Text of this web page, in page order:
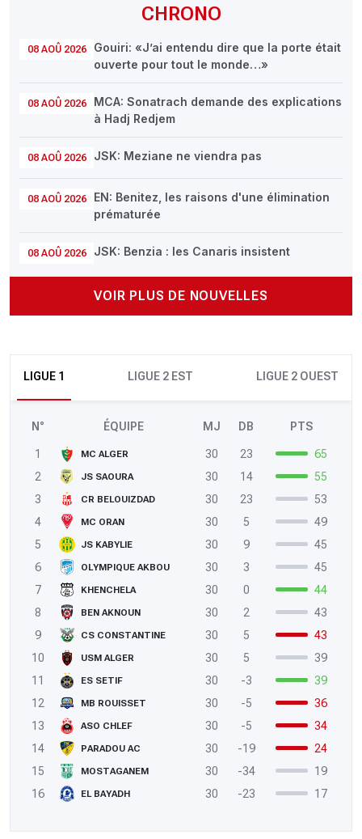
CHRONO
08 AOÛ 2026
Gouiri: «J’ai entendu dire que la porte était
ouverte pour tout le monde…»
08 AOÛ 2026
MCA: Sonatrach demande des explications
à Hadj Redjem
08 AOÛ 2026 JSK: Meziane ne viendra pas
08 AOÛ 2026
EN: Benitez, les raisons d'une élimination
prématurée
08 AOÛ 2026 JSK: Benzia : les Canaris insistent
VOIR PLUS DE NOUVELLES
LIGUE 1 LIGUE 2 EST LIGUE 2 OUEST
N° ÉQUIPE MJ DB PTS
1 MC ALGER 30 23
65
2
JS SAOURA 30 14
55
3
CR BELOUIZDAD 30 23
53
4
MC ORAN 30 5
49
5
JS KABYLIE 30 9
45
6
OLYMPIQUE AKBOU 30 3
45
7
KHENCHELA 30 0
44
8
BEN AKNOUN 30 2
43
9
CS CONSTANTINE 30 5
43
10
USM ALGER 30 5
39
11
ES SETIF 30 -3
39
12
MB ROUISSET 30 -5
36
13
ASO CHLEF 30 -5
34
14
PARADOU AC 30 -19
24
15
MOSTAGANEM 30 -34
19
16
EL BAYADH 30 -23 17